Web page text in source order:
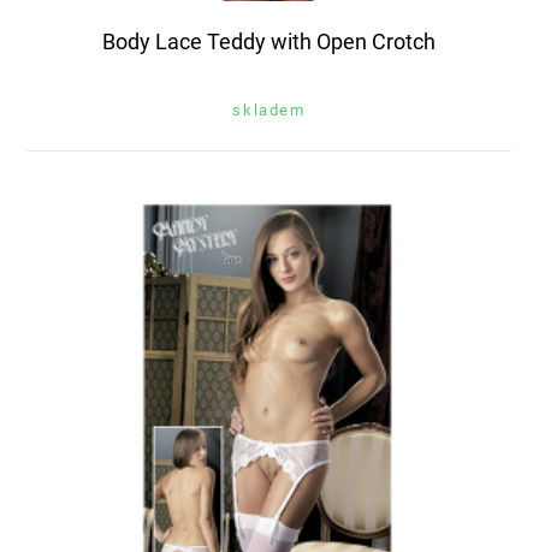
Body Lace Teddy with Open Crotch
skladem